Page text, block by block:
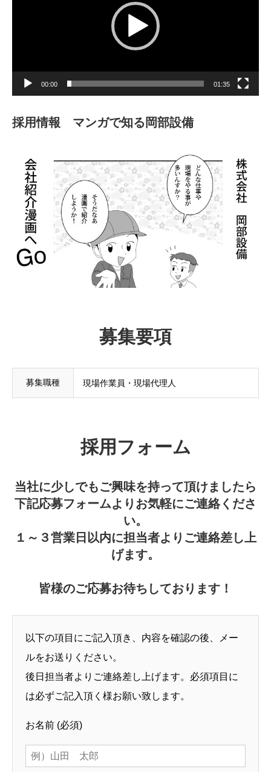
00:00 01:35
採用情報 マンガで知る岡部設備
募集要項
募集職種 現場作業員・現場代理人
採用フォーム
当社に少しでもご興味を持って頂けましたら
下記応募フォームよりお気軽にご連絡くださ
い。
１～３営業日以内に担当者よりご連絡差し上
げます。
皆様のご応募お待ちしております！
以下の項目にご記入頂き、内容を確認の後、メー
ルをお送りください。
後日担当者よりご連絡差し上げます。必須項目に
は必ずご記入頂く様お願い致します。
お名前 (必須)